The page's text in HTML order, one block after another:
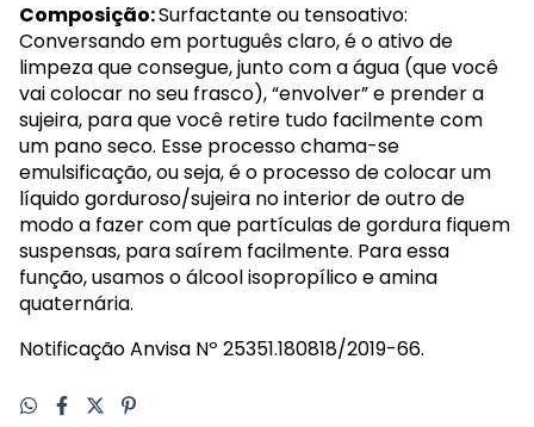
Composição:Surfactante ou tensoativo:
Conversando em português claro, é o ativo de
limpeza que consegue, junto com a água (que você
vai colocar no seu frasco), “envolver” e prender a
sujeira, para que você retire tudo facilmente com
um pano seco. Esse processo chama-se
emulsificação, ou seja, é o processo de colocar um
líquido gorduroso/sujeira no interior de outro de
modo a fazer com que partículas de gordura fiquem
suspensas, para saírem facilmente. Para essa
função, usamos o álcool isopropílico e amina
quaternária.
Notificação Anvisa Nº 25351.180818/2019-66.